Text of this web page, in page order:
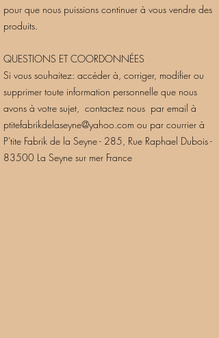
pour que nous puissions continuer à vous vendre des
produits.
QUESTIONS ET COORDONNÉES
Si vous souhaitez: accéder à, corriger, modifier ou
supprimer toute information personnelle que nous
avons à votre sujet, contactez nous par email à
ptitefabrikdelaseyne@yahoo.com ou par courrier à
P'tite Fabrik de la Seyne - 285, Rue Raphael Dubois -
83500 La Seyne sur mer France